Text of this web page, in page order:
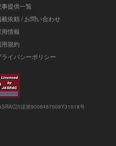
事提供一覧
載依頼 / お問い合わせ
用情報
用規約
ライバシーポリシー
許諾第9008487009Y31018号